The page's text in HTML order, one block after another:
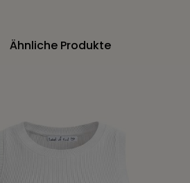
Ähnliche Produkte